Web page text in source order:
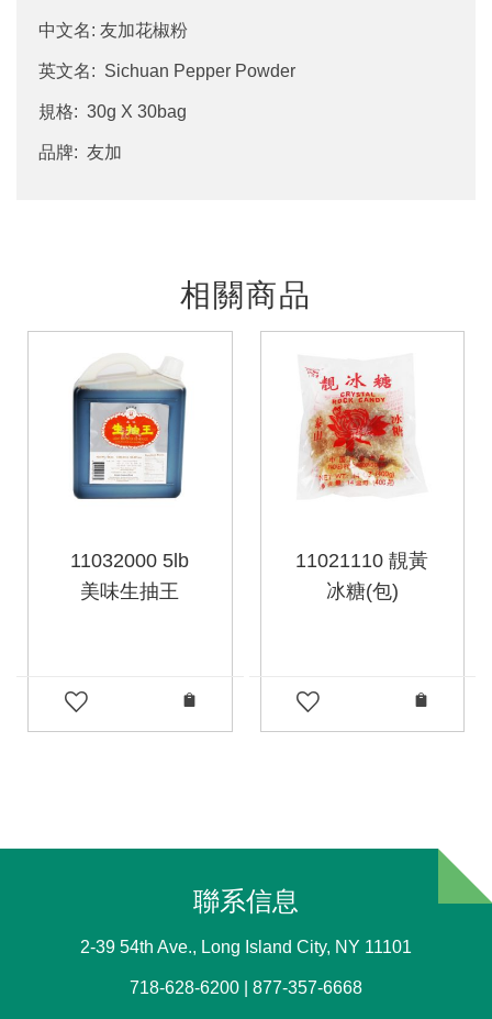
中文名: 友加花椒粉
英文名: Sichuan Pepper Powder
規格: 30g X 30bag
品牌: 友加
相關商品
11032000 5lb
美味生抽王
11021110 靚黃
冰糖(包)
聯系信息
2-39 54th Ave., Long Island City, NY 11101
718-628-6200 | 877-357-6668